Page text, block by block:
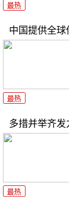
最热
中国提供全球
最热
多措并举齐
最热